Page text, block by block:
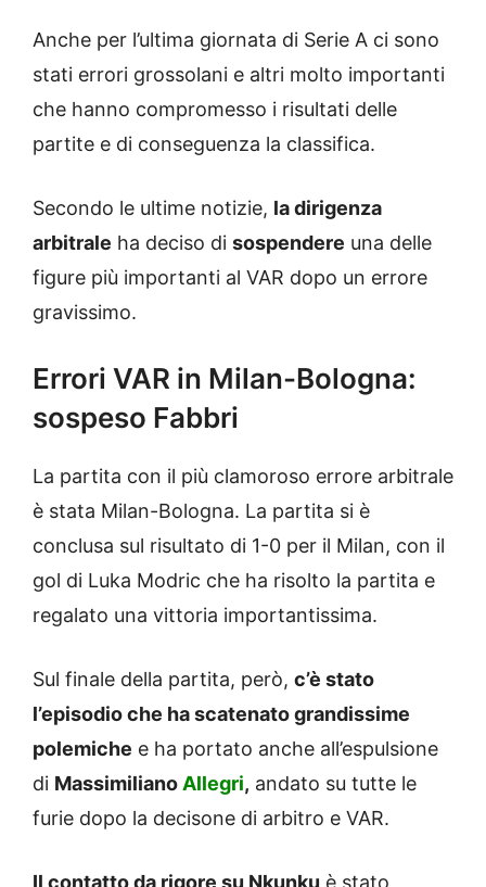
Anche per l’ultima giornata di Serie A ci sono
stati errori grossolani e altri molto importanti
che hanno compromesso i risultati delle
partite e di conseguenza la classifica.
Secondo le ultime notizie, la dirigenza
arbitrale ha deciso di sospendere una delle
figure più importanti al VAR dopo un errore
gravissimo.
Errori VAR in Milan-Bologna:
sospeso Fabbri
La partita con il più clamoroso errore arbitrale
è stata Milan-Bologna. La partita si è
conclusa sul risultato di 1-0 per il Milan, con il
gol di Luka Modric che ha risolto la partita e
regalato una vittoria importantissima.
Sul finale della partita, però, c’è stato
l’episodio che ha scatenato grandissime
polemiche e ha portato anche all’espulsione
di MassimilianoAllegri, andato su tutte le
furie dopo la decisone di arbitro e VAR.